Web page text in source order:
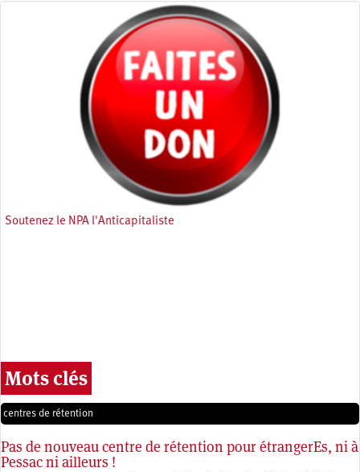
Soutenez le NPA l'Anticapitaliste
Mots clés
centres de rétention
Pas de nouveau centre de rétention pour étrangerEs, ni à
Pessac ni ailleurs !